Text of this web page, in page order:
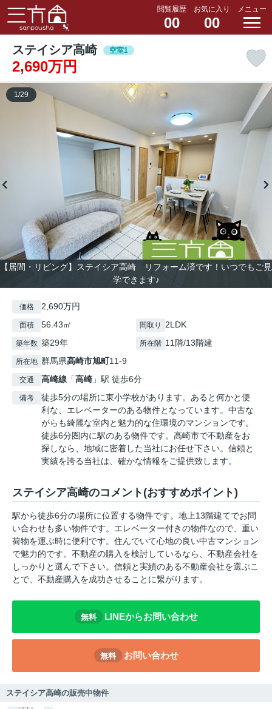
閲覧履歴
00
お気に入り
00
メニュー
ステイシア高崎 空室1
2,690万円
【居間・リビング】ステイシア高崎 リフォーム済です！いつでもご見
学できます♪
1/29
価格 2,690万円
面積 56.43㎡ 間取り 2LDK
築年数 築29年 所在階 11階/13階建
所在地 群馬県高崎市旭町11-9
交通 高崎線 「高崎 」駅 徒歩6分
備考
徒歩5分の場所に東小学校があります。あると何かと便
利な、エレベーターのある物件となっています。中古な
がらも綺麗な室内と魅力的な住環境のマンションです。
徒歩6分圏内に駅のある物件です。高崎市で不動産をお
探しなら、地域に密着した当社にお任せ下さい。信頼と
実績を誇る当社は、確かな情報をご提供致します。
ステイシア高崎のコメント(おすすめポイント)
駅から徒歩6分の場所に位置する物件です。地上13階建てでお問
い合わせも多い物件です。エレベーター付きの物件なので、重い
荷物を運ぶ時に便利です。住んでいて心地の良い中古マンション
で魅力的です。不動産の購入を検討しているなら、不動産会社を
しっかりと選んで下さい。信頼と実績のある不動産会社を選ぶこ
とで、不動産購入を成功させることに繋がります。
無料 LINEからお問い合わせ
無料 お問い合わせ
ステイシア高崎の販売中物件